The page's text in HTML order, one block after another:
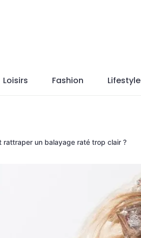
Loisirs Fashion Lifestyle
rattraper un balayage raté trop clair ?